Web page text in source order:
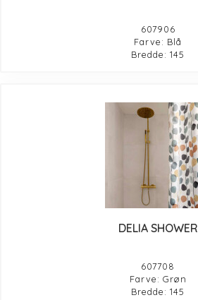
607906
Farve: Blå
Bredde: 145
DELIA SHOWER
607708
Farve: Grøn
Bredde: 145